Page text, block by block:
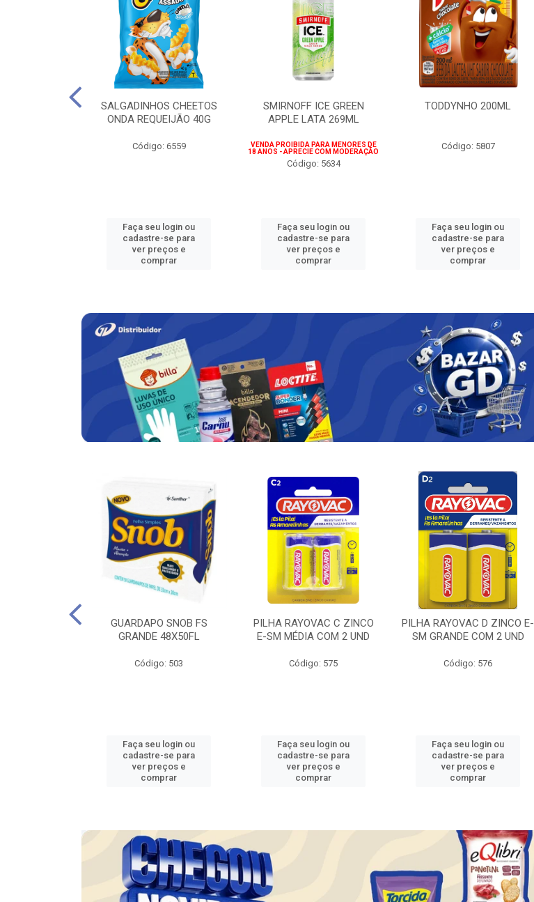
SALGADINHOS CHEETOS
ONDA REQUEIJÃO 40G
Código: 6559
Faça seu login ou
cadastre-se para
ver preços e
comprar
SMIRNOFF ICE GREEN
APPLE LATA 269ML
VENDA PROIBIDA PARA MENORES DE
18 ANOS - APRECIE COM MODERAÇÃO
Código: 5634
Faça seu login ou
cadastre-se para
ver preços e
comprar
TODDYNHO 200ML
Código: 5807
Faça seu login ou
cadastre-se para
ver preços e
comprar
GUARDAPO SNOB FS
GRANDE 48X50FL
Código: 503
Faça seu login ou
cadastre-se para
ver preços e
comprar
PILHA RAYOVAC C ZINCO
E-SM MÉDIA COM 2 UND
Código: 575
Faça seu login ou
cadastre-se para
ver preços e
comprar
PILHA RAYOVAC D ZINCO E-
SM GRANDE COM 2 UND
Código: 576
Faça seu login ou
cadastre-se para
ver preços e
comprar